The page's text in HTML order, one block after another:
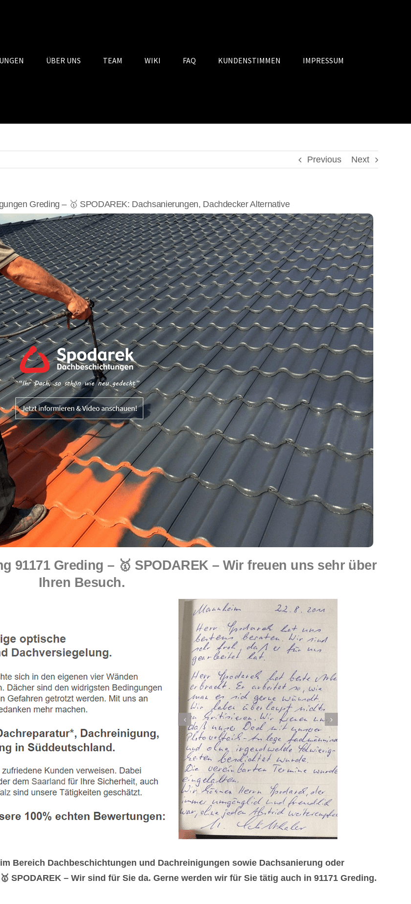
ÜBER UNS TEAM WIKI FAQ KUNDENSTIMMEN IMPRESSUM
Previous Next
Greding – 🥇 SPODAREK: Dachsanierungen, Dachdecker Alternative
91171 Greding – 🥇 SPODAREK – Wir freuen uns sehr über
Ihren Besuch.
Bereich Dachbeschichtungen und Dachreinigungen sowie Dachsanierung oder
SPODAREK – Wir sind für Sie da. Gerne werden wir für Sie tätig auch in 91171 Greding.